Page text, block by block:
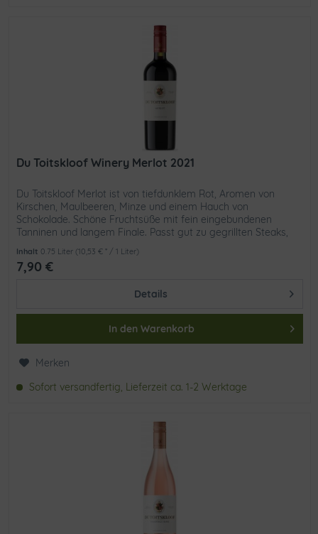
Du Toitskloof Winery Merlot 2021
Du Toitskloof Merlot ist von tiefdunklem Rot, Aromen von
Kirschen, Maulbeeren, Minze und einem Hauch von
Schokolade. Schöne Fruchtsüße mit fein eingebundenen
Tanninen und langem Finale. Passt gut zu gegrillten Steaks,
Inhalt 0.75 Liter (10,53 € * / 1 Liter)
7,90 €
Details
In den Warenkorb
Merken
Sofort versandfertig, Lieferzeit ca. 1-2 Werktage